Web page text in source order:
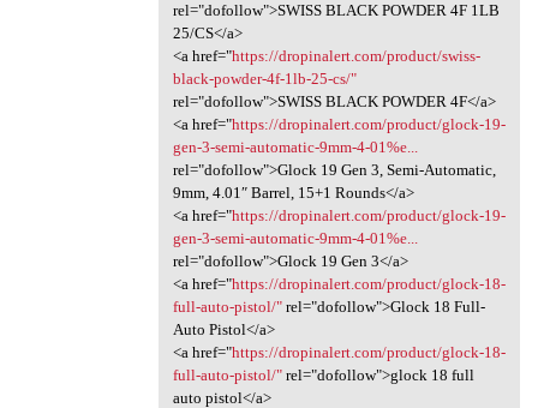
rel="dofollow">SWISS BLACK POWDER 4F 1LB
25/CS</a>
<a href="https://dropinalert.com/product/swiss-
black-powder-4f-1lb-25-cs/"
rel="dofollow">SWISS BLACK POWDER 4F</a>
<a href="https://dropinalert.com/product/glock-19-
gen-3-semi-automatic-9mm-4-01%e...
rel="dofollow">Glock 19 Gen 3, Semi-Automatic,
9mm, 4.01″ Barrel, 15+1 Rounds</a>
<a href="https://dropinalert.com/product/glock-19-
gen-3-semi-automatic-9mm-4-01%e...
rel="dofollow">Glock 19 Gen 3</a>
<a href="https://dropinalert.com/product/glock-18-
full-auto-pistol/"rel="dofollow">Glock 18 Full-
Auto Pistol</a>
<a href="https://dropinalert.com/product/glock-18-
full-auto-pistol/"rel="dofollow">glock 18 full
auto pistol</a>